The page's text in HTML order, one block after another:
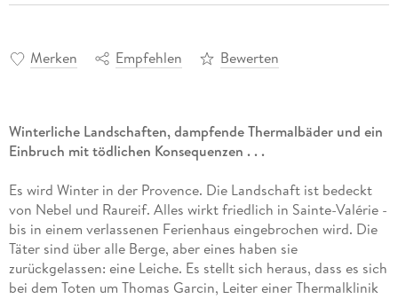
Merken Empfehlen Bewerten
Winterliche Landschaften, dampfende Thermalbäder und ein
Einbruch mit tödlichen Konsequenzen . . .
Es wird Winter in der Provence. Die Landschaft ist bedeckt
von Nebel und Raureif. Alles wirkt friedlich in Sainte-Valérie -
bis in einem verlassenen Ferienhaus eingebrochen wird. Die
Täter sind über alle Berge, aber eines haben sie
zurückgelassen: eine Leiche. Es stellt sich heraus, dass es sich
bei dem Toten um Thomas Garcin, Leiter einer Thermalklinik